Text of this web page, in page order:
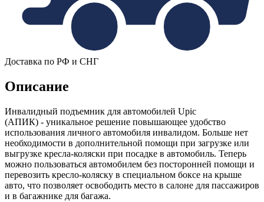
Доставка по РФ и СНГ
Описание
Инвалидный подъемник для автомобилей Upic
(АПИК) - уникальное решение повышающее удобство
использования личного автомобиля инвалидом. Больше нет
необходимости в дополнительной помощи при загрузке или
выгрузке кресла-коляски при посадке в автомобиль. Теперь
можно пользоваться автомобилем без посторонней помощи и
перевозить кресло-коляску в специальном боксе на крыше
авто, что позволяет освободить место в салоне для пассажиров
и в багажнике для багажа.